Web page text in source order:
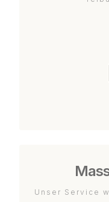
Unser Service